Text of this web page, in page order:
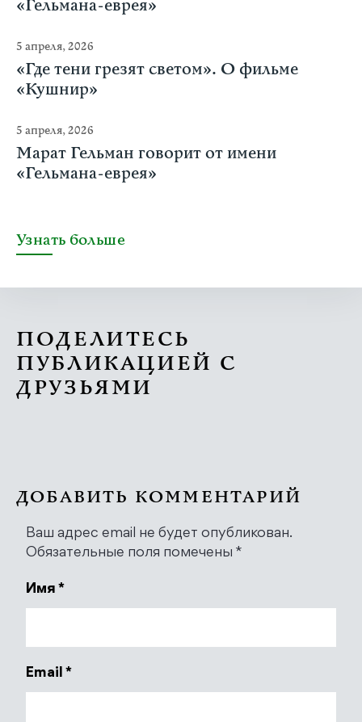
«Гельмана-еврея»
5 апреля, 2026
«Где тени грезят светом». О фильме
«Кушнир»
5 апреля, 2026
Марат Гельман говорит от имени
«Гельмана-еврея»
Узнать больше
ПОДЕЛИТЕСЬ
ПУБЛИКАЦИЕЙ С
ДРУЗЬЯМИ
ДОБАВИТЬ КОММЕНТАРИЙ
Ваш адрес email не будет опубликован.
Обязательные поля помечены *
Имя *
Email *